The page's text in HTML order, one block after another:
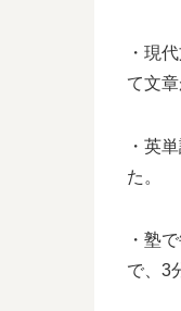
・現
て文
・英
た。
・塾
で、3